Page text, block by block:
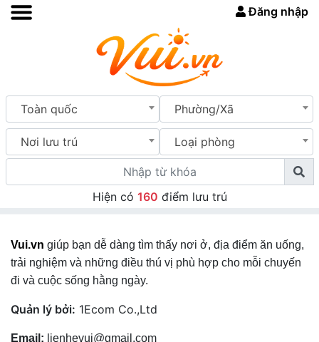
Đăng nhập
Toàn quốc Phường/Xã
Nơi lưu trú Loại phòng
Hiện có 160 điểm lưu trú
Vui.vn giúp bạn dễ dàng tìm thấy nơi ở, địa điểm ăn uống,
trải nghiệm và những điều thú vị phù hợp cho mỗi chuyến
đi và cuộc sống hằng ngày.
Quản lý bởi: 1Ecom Co.,Ltd
Email: lienhevui@gmail.com